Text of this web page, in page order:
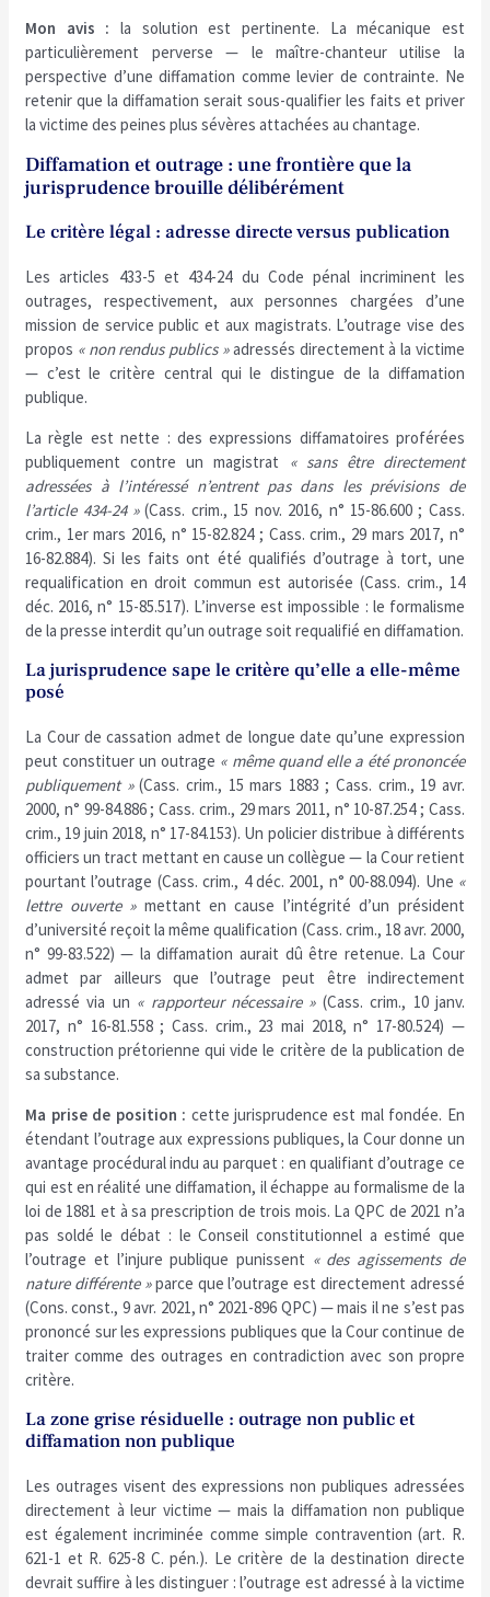
Mon avis : la solution est pertinente. La mécanique est
particulièrement perverse — le maître-chanteur utilise la
perspective d’une diffamation comme levier de contrainte. Ne
retenir que la diffamation serait sous-qualifier les faits et priver
la victime des peines plus sévères attachées au chantage.
Diffamation et outrage : une frontière que la
jurisprudence brouille délibérément
Le critère légal : adresse directe versus publication
Les articles 433-5 et 434-24 du Code pénal incriminent les
outrages, respectivement, aux personnes chargées d’une
mission de service public et aux magistrats. L’outrage vise des
propos « non rendus publics »adressés directement à la victime
— c’est le critère central qui le distingue de la diffamation
publique.
La règle est nette : des expressions diffamatoires proférées
publiquement contre un magistrat « sans être directement
adressées à l’intéressé n’entrent pas dans les prévisions de
l’article 434-24 »(Cass. crim., 15 nov. 2016, n° 15-86.600 ; Cass.
crim., 1er mars 2016, n° 15-82.824 ; Cass. crim., 29 mars 2017, n°
16-82.884). Si les faits ont été qualifiés d’outrage à tort, une
requalification en droit commun est autorisée (Cass. crim., 14
déc. 2016, n° 15-85.517). L’inverse est impossible : le formalisme
de la presse interdit qu’un outrage soit requalifié en diffamation.
La jurisprudence sape le critère qu’elle a elle-même
posé
La Cour de cassation admet de longue date qu’une expression
peut constituer un outrage « même quand elle a été prononcée
publiquement »(Cass. crim., 15 mars 1883 ; Cass. crim., 19 avr.
2000, n° 99-84.886 ; Cass. crim., 29 mars 2011, n° 10-87.254 ; Cass.
crim., 19 juin 2018, n° 17-84.153). Un policier distribue à différents
officiers un tract mettant en cause un collègue — la Cour retient
pourtant l’outrage (Cass. crim., 4 déc. 2001, n° 00-88.094). Une «
lettre ouverte »mettant en cause l’intégrité d’un président
d’université reçoit la même qualification (Cass. crim., 18 avr. 2000,
n° 99-83.522) — la diffamation aurait dû être retenue. La Cour
admet par ailleurs que l’outrage peut être indirectement
adressé via un « rapporteur nécessaire »(Cass. crim., 10 janv.
2017, n° 16-81.558 ; Cass. crim., 23 mai 2018, n° 17-80.524) —
construction prétorienne qui vide le critère de la publication de
sa substance.
Ma prise de position : cette jurisprudence est mal fondée. En
étendant l’outrage aux expressions publiques, la Cour donne un
avantage procédural indu au parquet : en qualifiant d’outrage ce
qui est en réalité une diffamation, il échappe au formalisme de la
loi de 1881 et à sa prescription de trois mois. La QPC de 2021 n’a
pas soldé le débat : le Conseil constitutionnel a estimé que
l’outrage et l’injure publique punissent « des agissements de
nature différente »parce que l’outrage est directement adressé
(Cons. const., 9 avr. 2021, n° 2021-896 QPC) — mais il ne s’est pas
prononcé sur les expressions publiques que la Cour continue de
traiter comme des outrages en contradiction avec son propre
critère.
La zone grise résiduelle : outrage non public et
diffamation non publique
Les outrages visent des expressions non publiques adressées
directement à leur victime — mais la diffamation non publique
est également incriminée comme simple contravention (art. R.
621-1 et R. 625-8 C. pén.). Le critère de la destination directe
devrait suffire à les distinguer : l’outrage est adressé à la victime